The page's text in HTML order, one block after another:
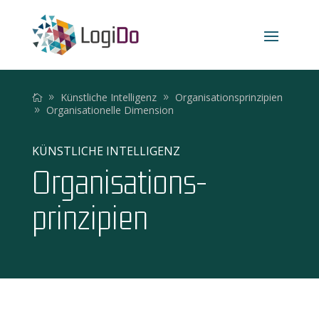
Künstliche Intelligenz
Organisationsprinzipien
Organisationelle Dimension
KÜNSTLICHE INTELLIGENZ
Organisations­
prinzipien